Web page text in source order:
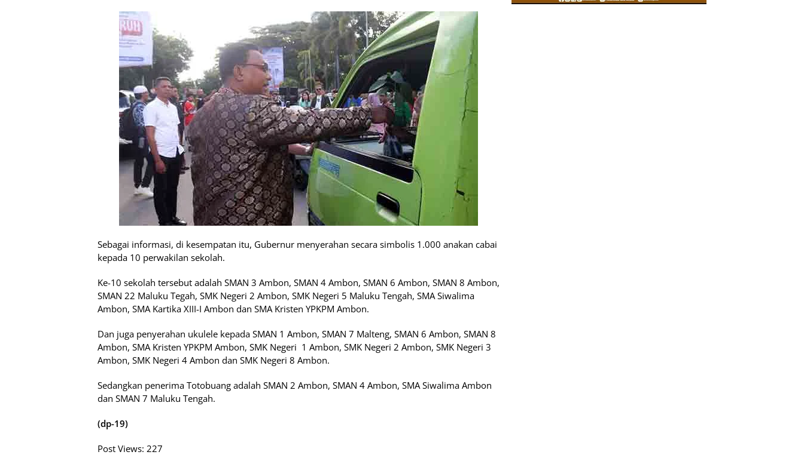
Sebagai informasi, di kesempatan itu, Gubernur menyerahan secara simbolis 1.000 anakan cabai
kepada 10 perwakilan sekolah.
Ke-10 sekolah tersebut adalah SMAN 3 Ambon, SMAN 4 Ambon, SMAN 6 Ambon, SMAN 8 Ambon,
SMAN 22 Maluku Tegah, SMK Negeri 2 Ambon, SMK Negeri 5 Maluku Tengah, SMA Siwalima
Ambon, SMA Kartika XIII-I Ambon dan SMA Kristen YPKPM Ambon.
Dan juga penyerahan ukulele kepada SMAN 1 Ambon, SMAN 7 Malteng, SMAN 6 Ambon, SMAN 8
Ambon, SMA Kristen YPKPM Ambon, SMK Negeri 1 Ambon, SMK Negeri 2 Ambon, SMK Negeri 3
Ambon, SMK Negeri 4 Ambon dan SMK Negeri 8 Ambon.
Sedangkan penerima Totobuang adalah SMAN 2 Ambon, SMAN 4 Ambon, SMA Siwalima Ambon
dan SMAN 7 Maluku Tengah.
(dp-19)
Post Views: 227